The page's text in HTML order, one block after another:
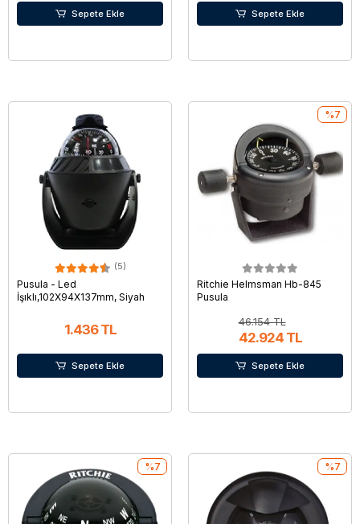
Sepete Ekle Sepete Ekle
(5)
Pusula - Led
İşıklı,102X94X137mm, Siyah
1.436 TL
Sepete Ekle
Ritchie Helmsman Hb-845
Pusula
46.154 TL
42.924 TL
%7
Sepete Ekle
%7 %7